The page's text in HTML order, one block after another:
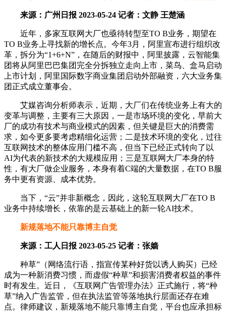
来源：广州日报 2023-05-24 记者：文静 王楚涵
近年，多家互联网大厂也亟待转型至TO B业务，期望在
TO B业务上寻找新的增长点。今年3月，阿里宣布进行组织改
革，拆分为“1+6+N”，在随后的财报中，阿里披露，云智能集
团将从阿里巴巴集团完全分拆独立走向上市，菜鸟、盒马启动
上市计划，阿里国际数字商业集团启动外部融资，六大业务集
团正式成立董事会。
艾媒咨询分析师表示，近期，大厂们在传统业务上有大的
变革与调整，主要有三大原因，一是市场环境的变化，早前大
厂的成功有技术与商业模式的因素，但关键是巨大的消费需
求，如今更多要考虑精细化运营；二是技术环境的变化，过往
互联网技术的整体应用门槛不高，但当下已经正式转向了以
AI为代表的新技术的大规模应用；三是互联网大厂本身的特
性，有大厂做企业服务，本身有着C端的大量数据，在TO B服
务中更有资源、成本优势。
当下，“云”并非新概念，因此，这轮互联网大厂在TO B
业务中持续增长，依靠的是云基础上的新一轮AI技术。
新规落地不能只靠博主自觉
来源：工人日报 2023-05-25 记者：张嫱
种草”（网络流行语，指宣传某种好货以诱人购买）已经
成为一种新消费习惯，而虚假“种草”和损害消费者权益的事件
时有发生。近日，《互联网广告管理办法》正式施行，将“种
草”纳入广告监管，但在执法监管等落地执行层面还存在难
点。律师建议，新规落地不能只靠博主自觉，平台也应承担标